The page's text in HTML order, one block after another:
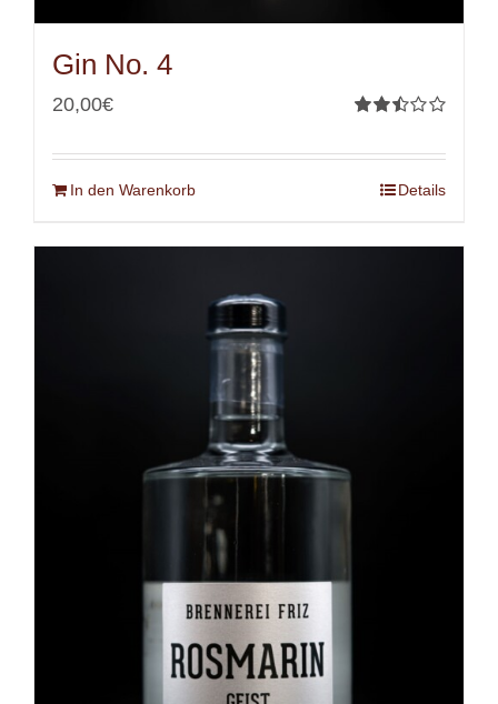
Gin No. 4
mit
von 5
20,00€
In den Warenkorb Details